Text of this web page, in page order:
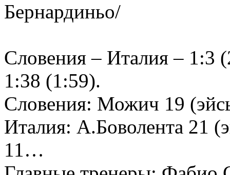
Бернардиньо/
Словения – Италия – 1:3
1:38 (1:59).
Словения: Можич 19
Италия: А.Боволента 21
11…